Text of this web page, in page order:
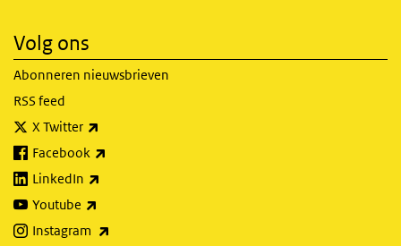
Volg ons
Abonneren nieuwsbrieven
RSS feed
X Twitter
Facebook
LinkedIn
Youtube
Instagram